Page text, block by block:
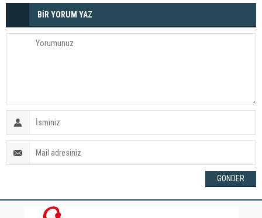
BİR YORUM YAZ